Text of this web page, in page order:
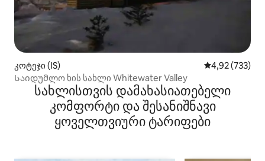
კოტეჯი (IS) საშუალო
4,92 (733)
Საიდუმლო ხის სახლი Whitewater Valley
სახლისთვის დამახასიათებელი
კომფორტი და შესანიშნავი
ყოველთვიური ტარიფები